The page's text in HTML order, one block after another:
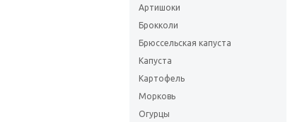
Артишоки
Брокколи
Брюссельская капуста
Капуста
Картофель
Морковь
Огурцы